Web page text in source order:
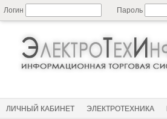
Логин Пароль
ЛИЧНЫЙ КАБИНЕТ ЭЛЕКТРОТЕХНИКА